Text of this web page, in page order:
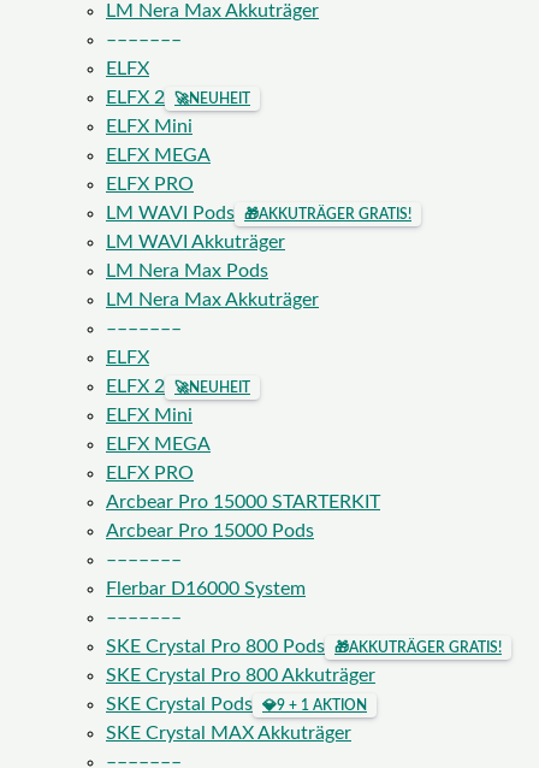
LM Nera Max Akkuträger
–––––––
ELFX
ELFX 2
🚀NEUHEIT
ELFX Mini
ELFX MEGA
ELFX PRO
LM WAVI Pods
🎁AKKUTRÄGER GRATIS!
LM WAVI Akkuträger
LM Nera Max Pods
LM Nera Max Akkuträger
–––––––
ELFX
ELFX 2
🚀NEUHEIT
ELFX Mini
ELFX MEGA
ELFX PRO
Arcbear Pro 15000 STARTERKIT
Arcbear Pro 15000 Pods
–––––––
Flerbar D16000 System
–––––––
SKE Crystal Pro 800 Pods
🎁AKKUTRÄGER GRATIS!
SKE Crystal Pro 800 Akkuträger
SKE Crystal Pods
💎9 + 1 AKTION
SKE Crystal MAX Akkuträger
–––––––